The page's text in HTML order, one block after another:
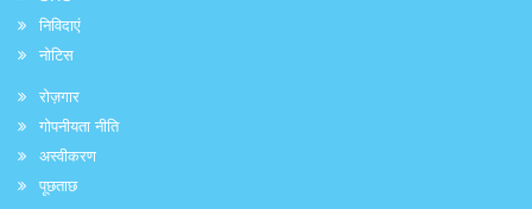
निविदाएं
नोटिस
रोज़गार
गोपनीयता नीति
अस्वीकरण
पूछताछ